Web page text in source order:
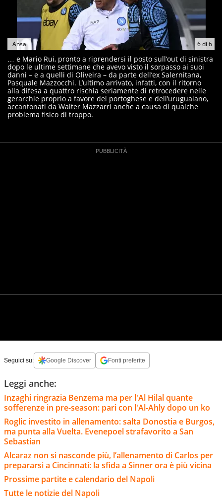
6di 6
Ansa
… e Mario Rui, pronto a riprendersi il posto sull’out di sinistra
dopo le ultime settimane che avevo visto il sorpasso ai suoi
danni – e a quelli di Oliveira – da parte dell’ex Salernitana,
Pasquale Mazzocchi. L’ultimo arrivato, infatti, con il ritorno
alla difesa a quattro rischia seriamente di retrocedere nelle
gerarchie proprio a favore del portoghese e dell’uruguaiano,
accantonati da Walter Mazzarri anche a causa di qualche
problema fisico di troppo.
Seguici su: Google Discover Fonti preferite
Leggi anche:
Inzaghi ringrazia Benzema ma per l'Al Hilal quante
sofferenze in pre-season: pari con l'Al-Ahly dopo un ko
Roglic investito in allenamento: salta Donostia e Burgos,
ma punta alla Vuelta. Evenepoel strafavorito a San
Sebastian
Alcaraz non si nasconde più, l’allenamento di Carlos per
prepararsi a Cincinnati: la sfida a Sinner ora è più vicina
Prossime partite e calendario del Napoli
Tutte le notizie del Napoli